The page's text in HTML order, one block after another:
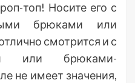
топ! Носите его с
брюками или
смотрится и с
или брюками-
не имеет значения,